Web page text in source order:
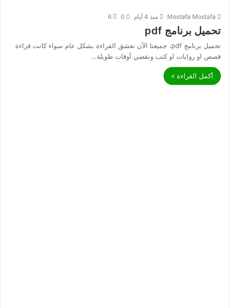
Mostafa Mostafa منذ 4 أيام 0
6
تحميل برنامج pdf
تحميل برنامج pdf، جميعنا الآن نعشق القراءة بشكل عام سواء كانت قراءة
قصص او روايات او كتب ونقضي أوقات طويلة…
أكمل القراءة »